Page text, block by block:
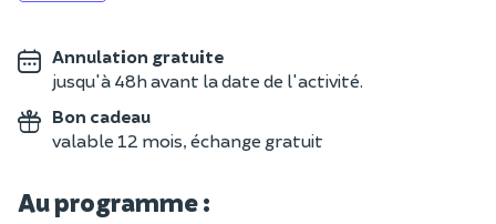
Annulation gratuite
jusqu'à 48h avant la date de l'activité.
Bon cadeau
valable 12 mois, échange gratuit
Au programme :